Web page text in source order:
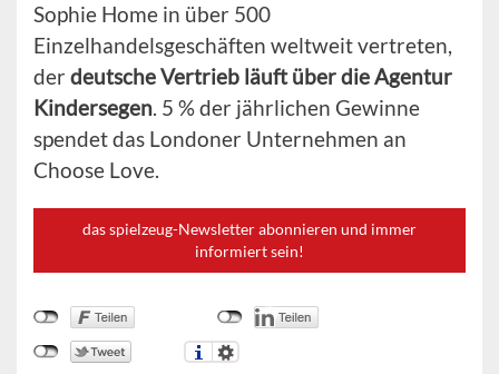
Sophie Home in über 500
Einzelhandelsgeschäften weltweit vertreten,
derdeutsche Vertrieb läuft über die Agentur
Kindersegen. 5 % der jährlichen Gewinne
spendet das Londoner Unternehmen an
Choose Love.
das spielzeug-Newsletter abonnieren und immer
informiert sein!